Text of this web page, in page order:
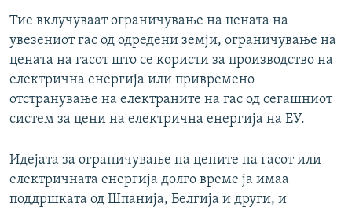
Тие вклучуваат ограничување на цената на
увезениот гас од одредени земји, ограничување на
цената на гасот што се користи за производство на
електрична енергија или привремено
отстранување на електраните на гас од сегашниот
систем за цени на електрична енергија на ЕУ.
Идејата за ограничување на цените на гасот или
електричната енергија долго време ја имаа
поддршката од Шпанија, Белгија и други, и